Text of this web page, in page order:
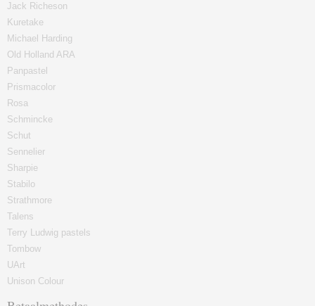
Jack Richeson
Kuretake
Michael Harding
Old Holland ARA
Panpastel
Prismacolor
Rosa
Schmincke
Schut
Sennelier
Sharpie
Stabilo
Strathmore
Talens
Terry Ludwig pastels
Tombow
UArt
Unison Colour